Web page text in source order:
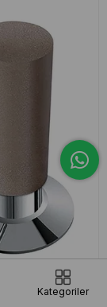
Kategoriler